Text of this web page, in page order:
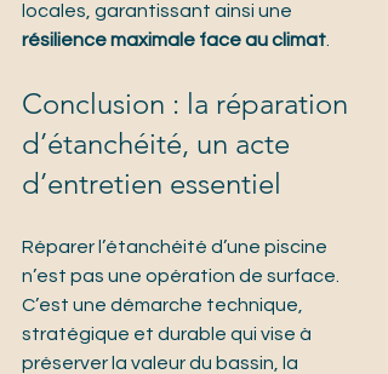
locales, garantissant ainsi une
résilience maximale face au climat
Conclusion : la réparation
d’étanchéité, un acte
d’entretien essentiel
Réparer l’étanchéité d’une piscine
n’est pas une opération de surface.
C’est une démarche technique,
stratégique et durable qui vise à
préserver la valeur du bassin, la